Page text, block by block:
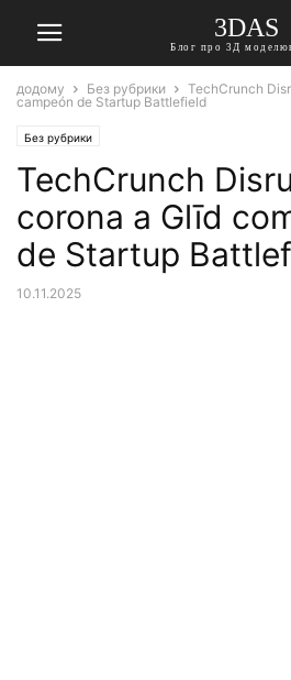
3DAS
Блог про 3Д
додому Без рубрики
TechCrunch
campeón de Startup Battlefield
Без рубрики
TechCrunch
corona a Glīd
de Startup
10.11.2025